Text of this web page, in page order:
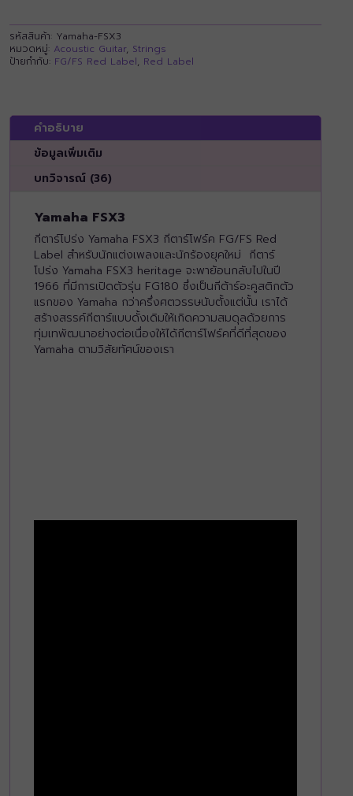
รหัสสินค้า: Yamaha-FSX3
หมวดหมู่: Acoustic Guitar, Strings
ป้ายกำกับ: FG/FS Red Label, Red Label
คำอธิบาย
ข้อมูลเพิ่มเติม
บทวิจารณ์ (36)
Yamaha FSX3
กีตาร์โปร่ง Yamaha FSX3 กีตาร์โฟร์ค FG/FS Red
Label สำหรับนักแต่งเพลงและนักร้องยุคใหม่ กีตาร์
โปร่ง Yamaha FSX3 heritage จะพาย้อนกลับไปในปี
1966 ที่มีการเปิดตัวรุ่น FG180 ซึ่งเป็นกีต้าร์อะคูสติกตัว
แรกของ Yamaha กว่าครึ่งศตวรรษนับตั้งแต่นั้น เราได้
สร้างสรรค์กีตาร์แบบดั้งเดิมให้เกิดความสมดุลด้วยการ
ทุ่มเทพัฒนาอย่างต่อเนื่องให้ได้กีตาร์โฟร์คที่ดีที่สุดของ
Yamaha ตามวิสัยทัศน์ของเรา